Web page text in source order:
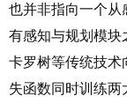
也并非指向一个从
有感知与规划模块
卡罗树等传统技术
失函数同时训练两